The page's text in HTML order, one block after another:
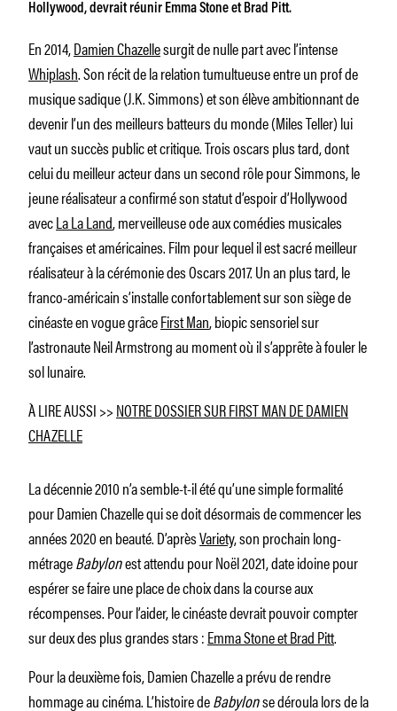
Hollywood, devrait réunir Emma Stone et Brad Pitt.
En 2014,Damien Chazellesurgit de nulle part avec l’intense
Whiplash. Son récit de la relation tumultueuse entre un prof de
musique sadique (J.K. Simmons) et son élève ambitionnant de
devenir l’un des meilleurs batteurs du monde (Miles Teller) lui
vaut un succès public et critique. Trois oscars plus tard, dont
celui du meilleur acteur dans un second rôle pour Simmons, le
jeune réalisateur a confirmé son statut d’espoir d’Hollywood
avecLa La Land, merveilleuse ode aux comédies musicales
françaises et américaines. Film pour lequel il est sacré meilleur
réalisateur à la cérémonie des Oscars 2017. Un an plus tard, le
franco-américain s’installe confortablement sur son siège de
cinéaste en vogue grâceFirst Man, biopic sensoriel sur
l’astronaute Neil Armstrong au moment où il s’apprête à fouler le
sol lunaire.
À LIRE AUSSI >>NOTRE DOSSIER SURFIRST MANDE DAMIEN
CHAZELLE
La décennie 2010 n’a semble-t-il été qu’une simple formalité
pour Damien Chazelle qui se doit désormais de commencer les
années 2020 en beauté. D’aprèsVariety, son prochain long-
métrageBabylonest attendu pour Noël 2021, date idoine pour
espérer se faire une place de choix dans la course aux
récompenses. Pour l’aider, le cinéaste devrait pouvoir compter
sur deux des plus grandes stars :Emma Stone et Brad Pitt.
Pour la deuxième fois, Damien Chazelle a prévu de rendre
hommage au cinéma. L’histoire deBabylonse déroula lors de la